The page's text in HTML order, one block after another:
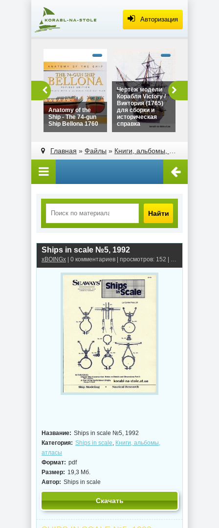
Авторизация
Ship - The 74-gun
Ship Bellona 1760"
height="180">
Anatomy of the
Ship - The 74-gun
Ship Bellona 1760
Виктория (1765)
для сборки и
width="320"
Чертёж модели
Корабля Victory /
Виктория (1765)
для сборки и
историческая
справка
width="320"
Главная » Файлы » Книги, альбомы, атласы
Найти
Ships in scale №5, 1992
xBOINGx | 0 комментариев | просмотров: 152 | Книги, альбомы,
Название: Ships in scale №5, 1992
Категория: Ships in scale, Книги, альбомы,
атласы
Формат: pdf
Размер: 19,3 Мб.
Автор: Ships in scale
Скачать